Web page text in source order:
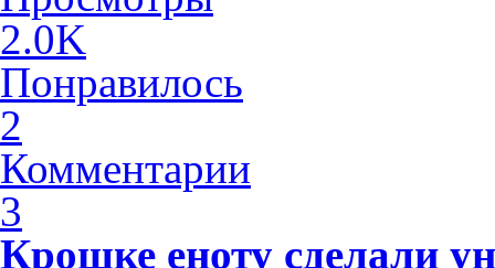
2.0K
Понравилось
2
Комментарии
3
Крошке еноту сделали